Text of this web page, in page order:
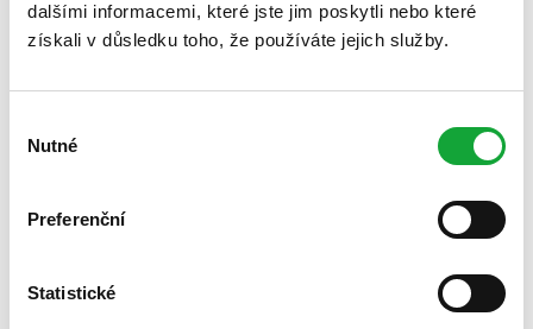
dalšími informacemi, které jste jim poskytli nebo které
získali v důsledku toho, že používáte jejich služby.
souhlasu
Nutné
Preferenční
Statistické